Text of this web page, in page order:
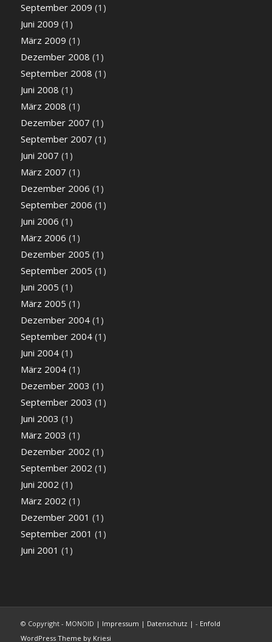
September 2009 (1)
Juni 2009 (1)
März 2009 (1)
Dezember 2008 (1)
September 2008 (1)
Juni 2008 (1)
März 2008 (1)
Dezember 2007 (1)
September 2007 (1)
Juni 2007 (1)
März 2007 (1)
Dezember 2006 (1)
September 2006 (1)
Juni 2006 (1)
März 2006 (1)
Dezember 2005 (1)
September 2005 (1)
Juni 2005 (1)
März 2005 (1)
Dezember 2004(1)
September 2004(1)
Juni 2004(1)
März 2004(1)
Dezember 2003 (1)
September 2003 (1)
Juni 2003 (1)
März 2003 (1)
Dezember 2002 (1)
September 2002 (1)
Juni 2002 (1)
März 2002 (1)
Dezember 2001 (1)
September 2001 (1)
Juni 2001 (1)
© Copyright - MONOID | Impressum | Datenschutz | - Enfold
WordPress Theme by Kriesi